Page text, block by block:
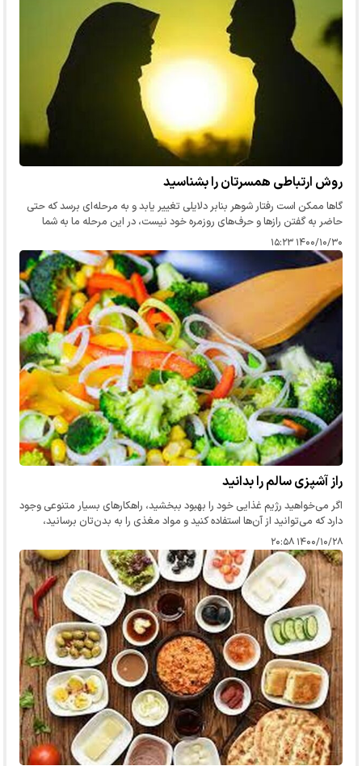
روش ارتباطی همسرتان را بشناسید
گاها ممکن است رفتار شوهر بنابر دلایلی تغییر یابد و به مرحله‌ای برسد که حتی
حاضر به گفتن رازها و حرف‌های روزمره خود نیست، در این مرحله ما به شما
می‌گوییم که چیکار باید کرد.
۱۴۰۰/۱۰/۳۰ ۱۵:۲۳
راز آشپزی سالم را بدانید
اگر می‌‌خواهید رژیم غذایی خود را بهبود ببخشید، راهکارهای بسیار متنوعی وجود
دارد که می‌توانید از آن‌ها استفاده کنید و مواد مغذی را به بدن‌تان برسانید،
زمانی که وارد آشپزخانه می‌شوید و آشپزی می‌کنید،…
۱۴۰۰/۱۰/۲۸ ۲۰:۵۸